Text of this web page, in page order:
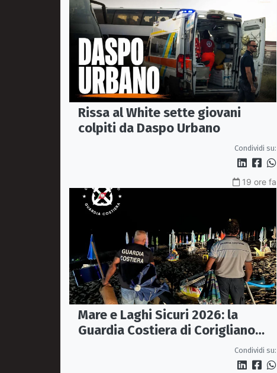
Rissa al White sette giovani
colpiti da Daspo Urbano
Condividi su:
19 ore fa
Mare e Laghi Sicuri 2026: la
Guardia Costiera di Corigliano
controlla il litorale da RoccaCondividi su: